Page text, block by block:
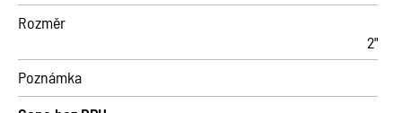
Rozměr
2"
Poznámka